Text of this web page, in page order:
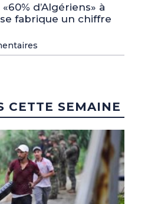
d’Algériens» à
fabrique un chiffre
CETTE SEMAINE